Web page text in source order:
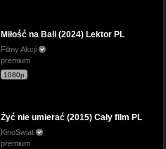
Miłość na Bali (2024) Lektor PL
Filmy Akcji
premium
1080p
Żyć nie umierać (2015) Cały film PL
KinoSwiat
premium